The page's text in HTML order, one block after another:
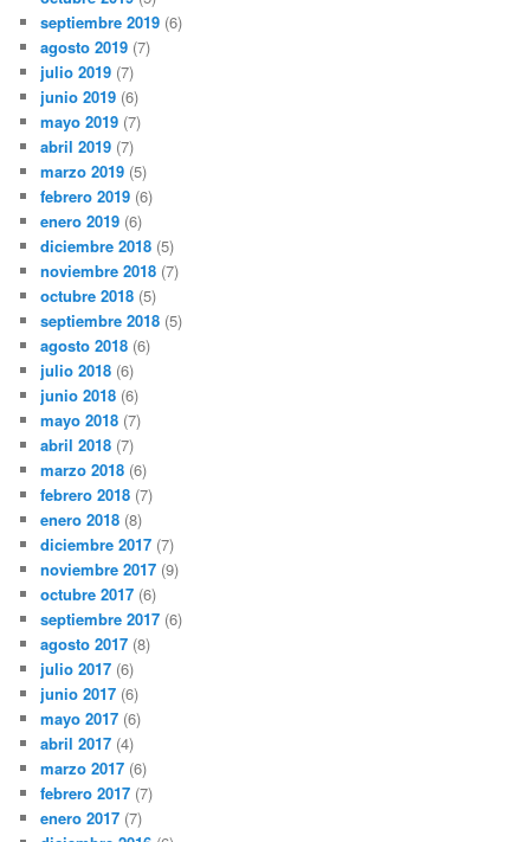
septiembre 2019 (6)
agosto 2019 (7)
julio 2019 (7)
junio 2019 (6)
mayo 2019 (7)
abril 2019 (7)
marzo 2019 (5)
febrero 2019 (6)
enero 2019 (6)
diciembre 2018 (5)
noviembre 2018 (7)
octubre 2018 (5)
septiembre 2018 (5)
agosto 2018 (6)
julio 2018 (6)
junio 2018 (6)
mayo 2018 (7)
abril 2018 (7)
marzo 2018 (6)
febrero 2018 (7)
enero 2018 (8)
diciembre 2017 (7)
noviembre 2017 (9)
octubre 2017 (6)
septiembre 2017 (6)
agosto 2017 (8)
julio 2017 (6)
junio 2017 (6)
mayo 2017 (6)
abril 2017 (4)
marzo 2017 (6)
febrero 2017 (7)
enero 2017 (7)